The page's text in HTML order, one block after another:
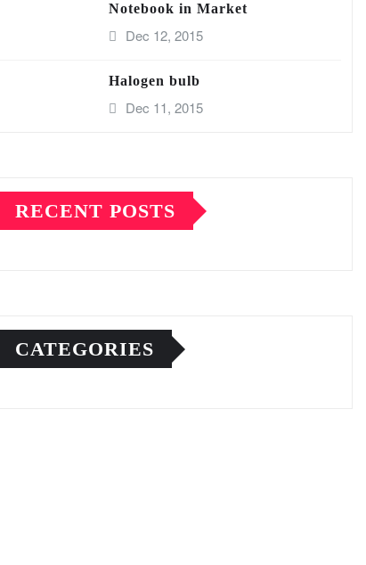
Notebook in Market
Dec 12, 2015
Halogen bulb
Dec 11, 2015
RECENT POSTS
CATEGORIES